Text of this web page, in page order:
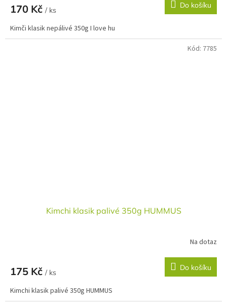
170 Kč / ks
Do košíku
Kimči klasik nepálivé 350g I love hu
Kimchi klasik palivé 350g HUMMUS
Na dotaz
175 Kč / ks
Do košíku
Kimchi klasik palivé 350g HUMMUS
Kód: 7785